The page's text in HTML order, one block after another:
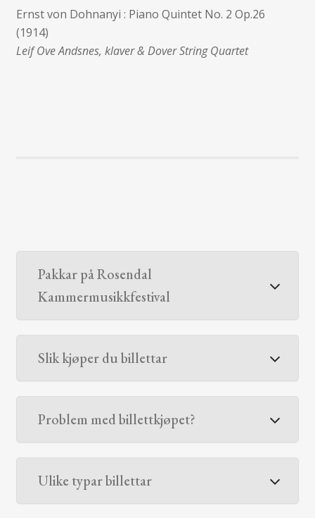
Ernst von Dohnanyi : Piano Quintet No. 2 Op.26
(1914)
Leif Ove Andsnes, klaver & Dover String Quartet
Pakkar på Rosendal
Kammermusikkfestival
Slik kjøper du billettar
Problem med billettkjøpet?
Ulike typar billettar